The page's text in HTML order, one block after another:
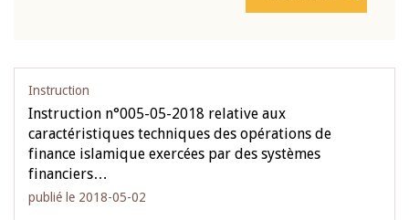
Instruction
Instruction n°005-05-2018 relative aux
caractéristiques techniques des opérations de
finance islamique exercées par des systèmes
financiers…
publié le 2018-05-02